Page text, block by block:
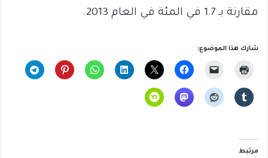
مقارنة بـ 1.7 في المئة في العام 2013.
شارك هذا الموضوع:
مرتبط